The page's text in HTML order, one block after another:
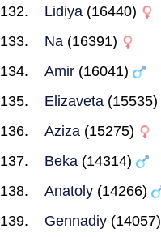
Lidiya (16440)
Na (16391)
Amir (16041)
Elizaveta (15535)
Aziza (15275)
Beka (14314)
Anatoly (14266)
Gennadiy (14057)